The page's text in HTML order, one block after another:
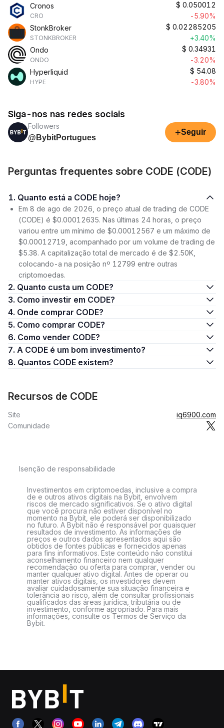
Cronos
CRO
$ 0.050012
-5.90%
StonkBroker
STONKBROKER
$ 0.02285205
+3.40%
Ondo
ONDO
$ 0.34931
-3.20%
Hyperliquid
HYPE
$ 54.08
-3.80%
Siga-nos nas redes sociais
Followers
@BybitPortugues
+Seguir
Perguntas frequentes sobre CODE (CODE)
1. Quanto está a CODE hoje?
Em 8 de ago de 2026, o preço atual de trading de CODE
(CODE) é $0.00012635. Nas últimas 24 horas, o preço
variou entre um mínimo de $0.00012567 e um máximo de
$0.00012719, acompanhado por um volume de trading de
$5.38. A capitalização total de mercado é de $2.50K,
colocando-a na posição nº 12799 entre outras
criptomoedas.
2. Quanto custa um CODE?
3. Como investir em CODE?
4. Onde comprar CODE?
5. Como comprar CODE?
6. Como vender CODE?
7. A CODE é um bom investimento?
8. Quantos CODE existem?
Recursos de CODE
Site
iq6900.com
Comunidade
Isenção de responsabilidade
Investimentos em criptomoedas, inclusive a compra
de e outros ativos digitais na Bybit, envolvem
riscos de mercado significativos. Se o ativo digital
que você procura não estiver disponível no
momento na Bybit, ele poderá ser disponibilizado
no futuro. A Bybit não é responsável por quaisquer
resultados de investimento. As informações de
preços e outros dados apresentados aqui são
obtidos de fontes públicas e fornecidos apenas
para fins informativos. Este conteúdo não constitui
aconselhamento financeiro nem qualquer
recomendação ou oferta para comprar, vender ou
manter qualquer ativo digital. Antes de operar ou
manter ativos digitais, os investidores devem
avaliar cuidadosamente sua situação financeira e
tolerância ao risco, além de consultar profissionais
qualificados das áreas jurídica, tributária ou de
investimento, conforme apropriado. Para mais
informações, consulte os Termos de Serviço da
Bybit.